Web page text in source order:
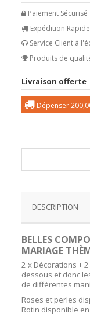
Paiement Sécurisé
Expédition
Service Client à
Produits de
Livraison offerte
Dépenser
DESCRIPTION
BELLES
MARIAGE
2 x Décorations +
dessous et donc
de différentes
Roses et perles
Rotin disponible